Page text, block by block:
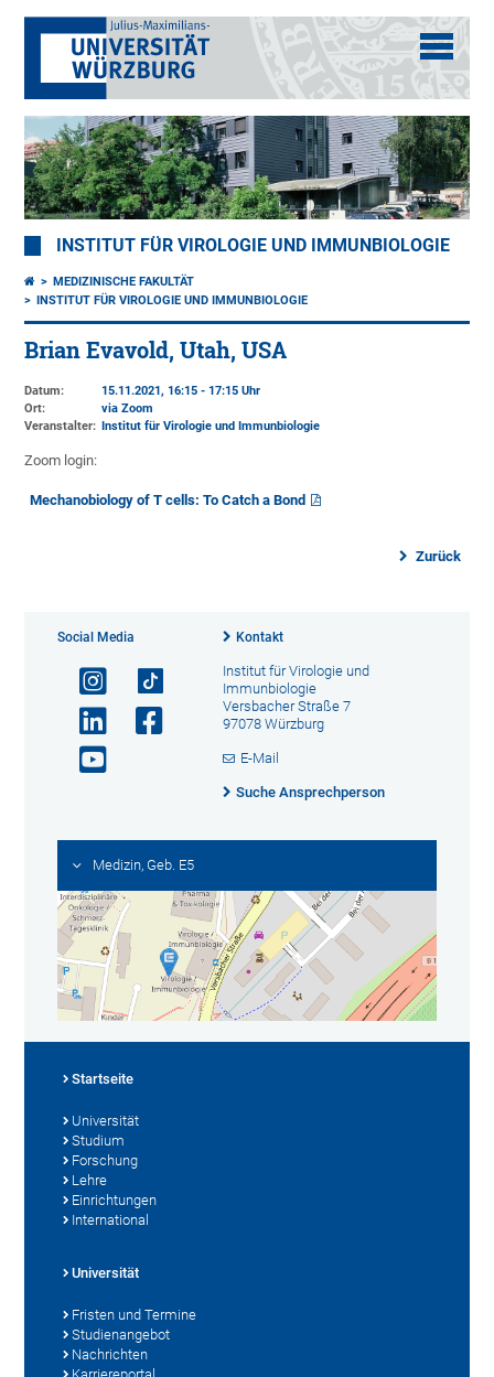
INSTITUT FÜR VIROLOGIE UND IMMUNBIOLOGIE
MEDIZINISCHE FAKULTÄT
INSTITUT FÜR VIROLOGIE UND IMMUNBIOLOGIE
Brian Evavold, Utah, USA
Datum:
15.11.2021, 16:15 - 17:15 Uhr
Ort:
via Zoom
Veranstalter:
Institut für Virologie und Immunbiologie
Zoom login:
Mechanobiology of T cells: To Catch a Bond
Zurück
Social Media Kontakt
Institut für Virologie und
Immunbiologie
Versbacher Straße 7
97078 Würzburg
E-Mail
Suche Ansprechperson
Medizin, Geb. E5
Startseite
Universität
Studium
Forschung
Lehre
Einrichtungen
International
Universität
Fristen und Termine
Studienangebot
Nachrichten